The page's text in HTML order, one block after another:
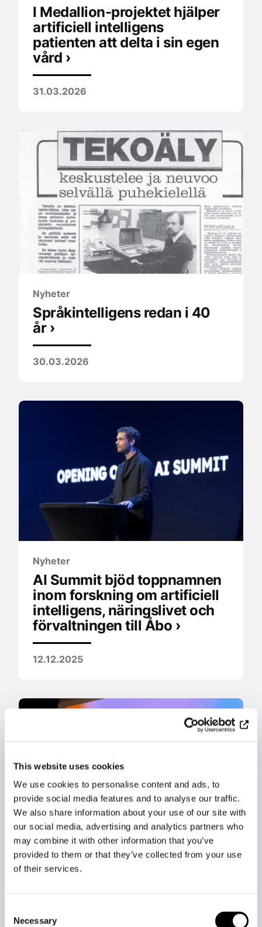
This website uses cookies
We use cookies to personalise content and ads, to
provide social media features and to analyse our traffic.
We also share information about your use of our site with
our social media, advertising and analytics partners who
may combine it with other information that you’ve
provided to them or that they’ve collected from your use
of their services.
Selection
Necessary
I Medallion-projektet hjälper
artificiell intelligens
patienten att delta i sin egen
vård ›
31.03.2026
Nyheter
Språkintelligens redan i 40
år ›
30.03.2026
Nyheter
AI Summit bjöd toppnamnen
inom forskning om artificiell
intelligens, näringslivet och
förvaltningen till Åbo ›
12.12.2025
Nyheter
Lingsoft med och dela ut
evenemanget ›